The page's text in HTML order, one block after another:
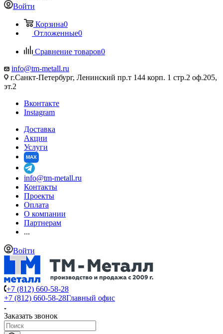
Войти
Корзина0
Отложенные0
Сравнение товаров0
info@tm-metall.ru
г.Санкт-Петербург, Ленинский пр.т 144 корп. 1 стр.2 оф.205,
эт.2
Вконтакте
Instagram
Доставка
Акции
Услуги
MAX
info@tm-metall.ru
Контакты
Проекты
Оплата
О компании
Партнерам
...
Войти
+7 (812) 660-58-28
+7 (812) 660-58-28Главный офис
Заказать звонок